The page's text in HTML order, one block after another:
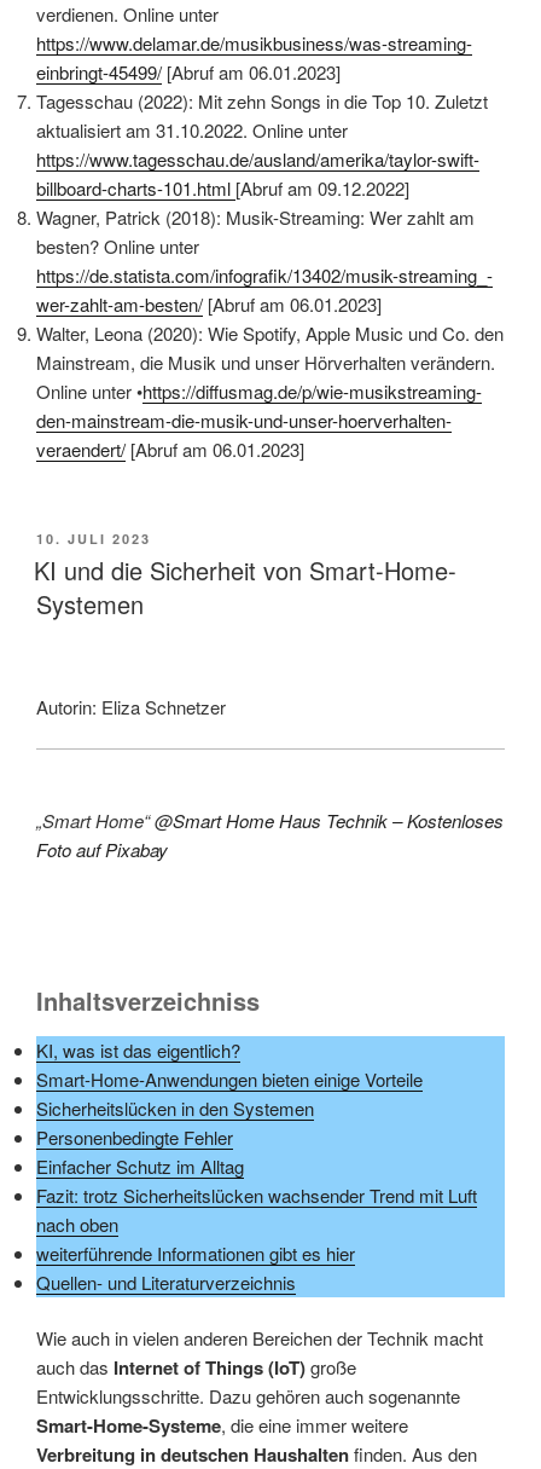
verdienen. Online unter
https://www.delamar.de/musikbusiness/was-streaming-
einbringt-45499/ [Abruf am 06.01.2023]
Tagesschau (2022): Mit zehn Songs in die Top 10. Zuletzt
aktualisiert am 31.10.2022. Online unter
https://www.tagesschau.de/ausland/amerika/taylor-swift-
billboard-charts-101.html [Abruf am 09.12.2022]
Wagner, Patrick (2018): Musik-Streaming: Wer zahlt am
besten? Online unter
https://de.statista.com/infografik/13402/musik-streaming_-
wer-zahlt-am-besten/ [Abruf am 06.01.2023]
Walter, Leona (2020): Wie Spotify, Apple Music und Co. den
Mainstream, die Musik und unser Hörverhalten verändern.
Online unter •https://diffusmag.de/p/wie-musikstreaming-
den-mainstream-die-musik-und-unser-hoerverhalten-
veraendert/ [Abruf am 06.01.2023]
VERÖFFENTLICHT
AM
10. JULI 2023
KI und die Sicherheit von Smart-Home-
Systemen
Autorin: Eliza Schnetzer
„Smart Home“ @Smart Home Haus Technik – Kostenloses
Foto auf Pixabay
Inhaltsverzeichniss
KI, was ist das eigentlich?
Smart-Home-Anwendungen bieten einige Vorteile
Sicherheitslücken in den Systemen
Personenbedingte Fehler
Einfacher Schutz im Alltag
Fazit: trotz Sicherheitslücken wachsender Trend mit Luft
nach oben
weiterführende Informationen gibt es hier
Quellen- und Literaturverzeichnis
Wie auch in vielen anderen Bereichen der Technik macht
auch das Internet of Things (IoT)große
Entwicklungsschritte. Dazu gehören auch sogenannte
Smart-Home-Systeme, die eine immer weitere
Verbreitung in deutschen Haushaltenfinden. Aus den